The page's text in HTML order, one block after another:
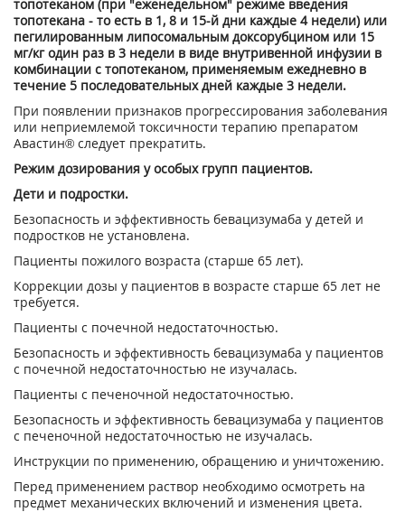
топотеканом (при "еженедельном" режиме введения
топотекана - то есть в 1, 8 и 15-й дни каждые 4 недели) или
пегилированным липосомальным доксорубцином или 15
мг/кг один раз в 3 недели в виде внут­ривенной инфузии в
комбинации с топо­теканом, применяемым ежедневно в
тече­ние 5 последовательных дней каждые 3 недели.
При появлении признаков прогрессиро­вания заболевания
или неприемлемой токсичности терапию препаратом
Авастин® следует прекратить.
Режим дозирования у особых групп паци­ентов.
Дети и подростки.
Безопасность и эффективность бевацизумаба у детей и
подростков не установлена.
Пациенты пожилого возраста (старше 65 лет).
Коррекции дозы у пациентов в возрасте старше 65 лет не
требуется.
Пациенты с почечной недостаточностью.
Безопасность и эффективность бевацизумаба у пациентов
с почечной недостаточностью не изучалась.
Пациенты с печеночной недостаточностью.
Безопасность и эффективность бевацизумаба у пациентов
с печеночной недостаточностью не изучалась.
Инструкции по применению, обращению и уничтожению.
Перед применением раствор необходимо осмотреть на
предмет механических включе­ний и изменения цвета.